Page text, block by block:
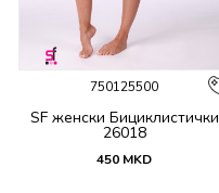
750125500
SF женски Бициклистички
26018
450 MKD